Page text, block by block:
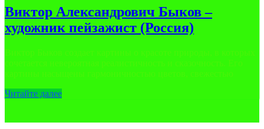
Виктор Александрович Быков –
художник пейзажист (Россия)
Читайте далее